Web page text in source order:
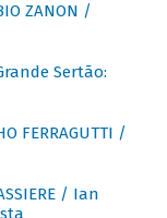
ZANON /
Sertão:
FERRAGUTTI /
/ Ian